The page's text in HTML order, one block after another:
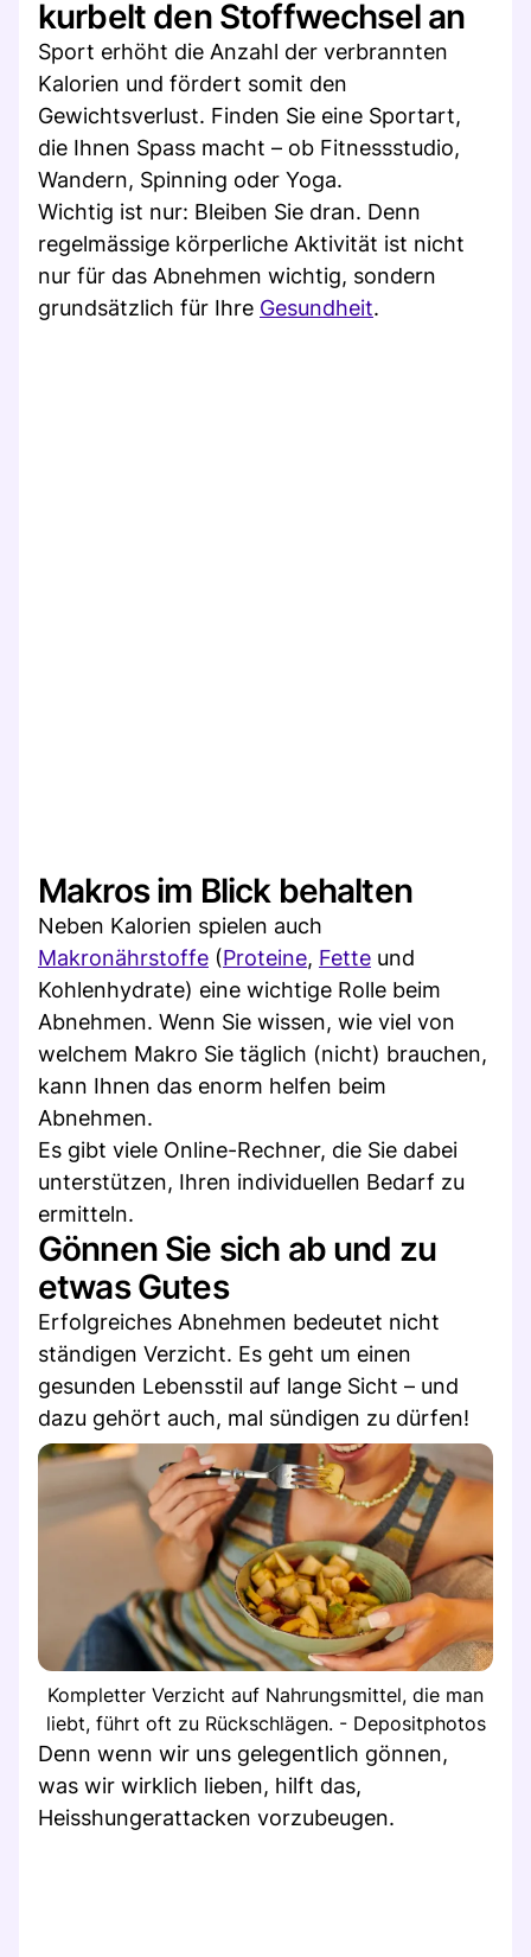
kurbelt den Stoffwechsel an
Sport erhöht die Anzahl der verbrannten
Kalorien und fördert somit den
Gewichtsverlust. Finden Sie eine Sportart,
die Ihnen Spass macht – ob Fitnessstudio,
Wandern, Spinning oder Yoga.
Wichtig ist nur: Bleiben Sie dran. Denn
regelmässige körperliche Aktivität ist nicht
nur für das Abnehmen wichtig, sondern
grundsätzlich für Ihre Gesundheit.
Makros im Blick behalten
Neben Kalorien spielen auch
Makronährstoffe (Proteine, Fette und
Kohlenhydrate) eine wichtige Rolle beim
Abnehmen. Wenn Sie wissen, wie viel von
welchem Makro Sie täglich (nicht) brauchen,
kann Ihnen das enorm helfen beim
Abnehmen.
Es gibt viele Online-Rechner, die Sie dabei
unterstützen, Ihren individuellen Bedarf zu
ermitteln.
Gönnen Sie sich ab und zu
etwas Gutes
Erfolgreiches Abnehmen bedeutet nicht
ständigen Verzicht. Es geht um einen
gesunden Lebensstil auf lange Sicht – und
dazu gehört auch, mal sündigen zu dürfen!
Kompletter Verzicht auf Nahrungsmittel, die man
liebt, führt oft zu Rückschlägen. - Depositphotos
Denn wenn wir uns gelegentlich gönnen,
was wir wirklich lieben, hilft das,
Heisshungerattacken vorzubeugen.